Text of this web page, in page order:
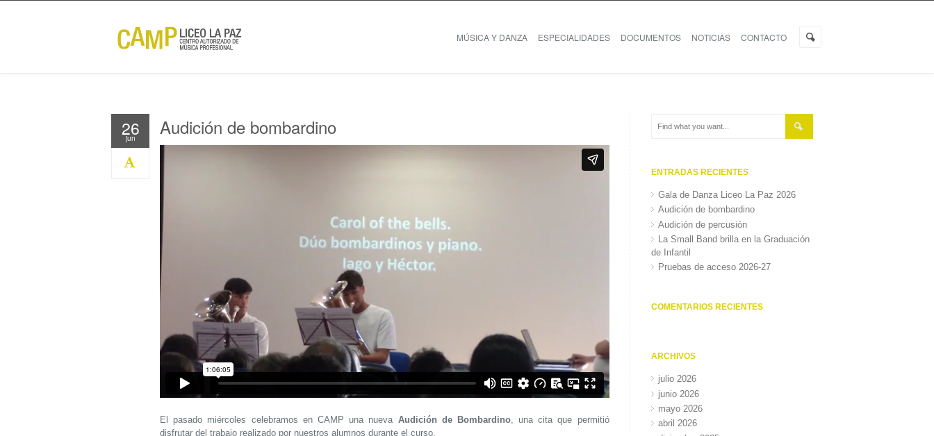
MÚSICA Y DANZA ESPECIALIDADES DOCUMENTOS NOTICIAS CONTACTO
26
jun Audición de bombardino
El pasado miércoles celebramos en CAMP una nueva Audición de Bombardino, una cita que permitió
disfrutar del trabajo realizado por nuestros alumnos durante el curso.
ENTRADAS RECIENTES
Gala de Danza Liceo La Paz 2026
Audición de bombardino
Audición de percusión
La Small Band brilla en la Graduación
de Infantil
Pruebas de acceso 2026-27
COMENTARIOS RECIENTES
ARCHIVOS
julio 2026
junio 2026
mayo 2026
abril 2026